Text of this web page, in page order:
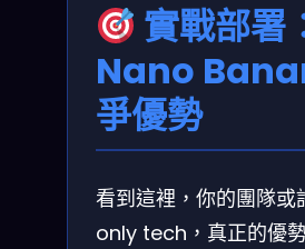
實戰部署
Nano
爭優勢
看到這裡，你的團隊
only tech，真正的優